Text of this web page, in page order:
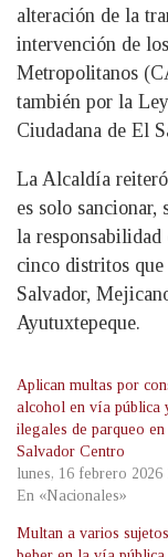
alteración de la
intervención de
Metropolitanos
también por la
Ciudadana de El
La Alcaldía
es solo
la
cinco distritos
Salvador,
Ayutuxtepeque.
Aplican multas por
alcohol en vía pública
ilegales de parqueo en
Salvador Centro
lunes, 16 febrero 2026
En «Nacionales»
Multan a varios